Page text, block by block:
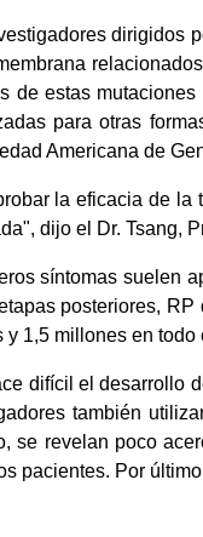
dirigidos
de estas
para otras
Americana de
la eficacia de
dijo el Dr.
síntomas suelen
posteriores,
1,5 millones en todo
difícil el
también
revelan poco
pacientes. Por